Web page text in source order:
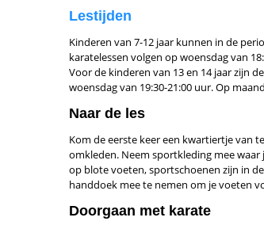
Lestijden
Kinderen van 7-12 jaar kunnen in de
karatelessen volgen op woensdag van
Voor de kinderen van 13 en 14 jaar zijn
woensdag van 19:30-21:00 uur. Op
Naar de les
Kom de eerste keer een kwartiertje van
omkleden. Neem sportkleding mee
op blote voeten, sportschoenen zijn in
handdoek mee te nemen om je voeten
Doorgaan met karate